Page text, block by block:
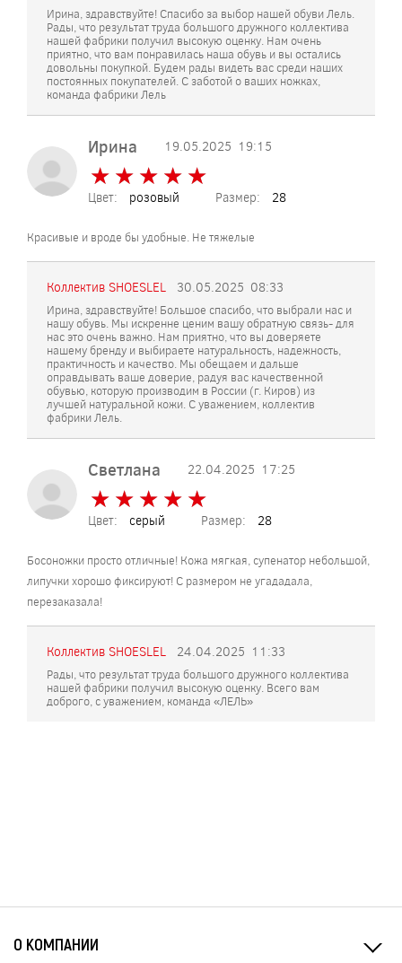
Ирина, здравствуйте! Спасибо за выбор нашей обуви Лель.
Рады, что результат труда большого дружного коллектива
нашей фабрики получил высокую оценку. Нам очень
приятно, что вам понравилась наша обувь и вы остались
довольны покупкой. Будем рады видеть вас среди наших
постоянных покупателей. С заботой о ваших ножках,
команда фабрики Лель
Ирина 19.05.2025 19:15
★ ★ ★ ★ ★
★ ★ ★ ★ ★
Цвет: розовый Размер: 28
Красивые и вроде бы удобные. Не тяжелые
Коллектив SHOESLEL 30.05.2025 08:33
Ирина, здравствуйте! Большое спасибо, что выбрали нас и
нашу обувь. Мы искренне ценим вашу обратную связь- для
нас это очень важно. Нам приятно, что вы доверяете
нашему бренду и выбираете натуральность, надежность,
практичность и качество. Мы обещаем и дальше
оправдывать ваше доверие, радуя вас качественной
обувью, которую производим в России (г. Киров) из
лучшей натуральной кожи. С уважением, коллектив
фабрики Лель.
Светлана 22.04.2025 17:25
★ ★ ★ ★ ★
★ ★ ★ ★ ★
Цвет: серый Размер: 28
Босоножки просто отличные! Кожа мягкая, супенатор небольшой,
липучки хорошо фиксируют! С размером не угададала,
перезаказала!
Коллектив SHOESLEL 24.04.2025 11:33
Рады, что результат труда большого дружного коллектива
нашей фабрики получил высокую оценку. Всего вам
доброго, с уважением, команда «ЛЕЛЬ»
О КОМПАНИИ